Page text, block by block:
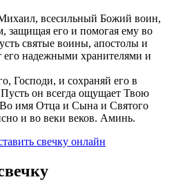
всесильный Божий воин,
защищая его и помогая ему во
святые воины, апостолы и
его надежными хранителями и
Господи, и сохраняй его в
Пусть он всегда ощущает Твою
Во имя Отца и Сына и Святого
и во веки веков. Аминь.